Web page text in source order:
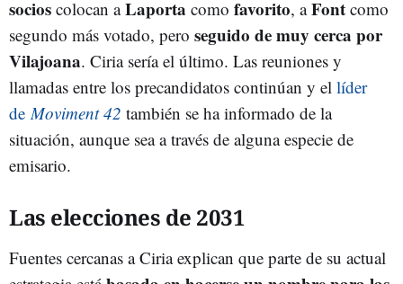
socios colocan aLaporta como favorito, aFont como
segundo más votado, pero seguido de muy cerca por
Vilajoana. Ciria sería el último. Las reuniones y
llamadas entre los precandidatos continúan y el líder
de Moviment 42 también se ha informado de la
situación, aunque sea a través de alguna especie de
emisario.
Las elecciones de 2031
Fuentes cercanas a Ciria explican que parte de su actual